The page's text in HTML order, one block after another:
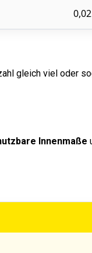
gleich viel oder
Innenmaße